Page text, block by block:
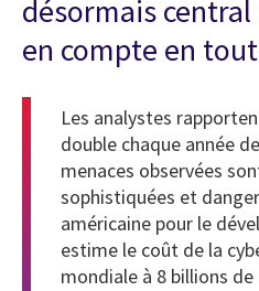
désormais
en compte en
Les analystes
double chaque année
menaces observées
sophistiquées et
américaine pour le
estime le coût de la
mondiale à 8 billions